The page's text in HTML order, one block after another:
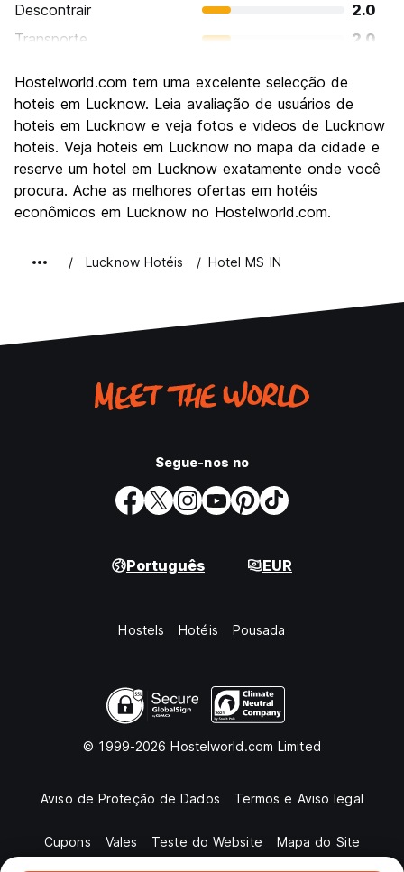
Descontrair
2.0
Transporte
2.0
Cultura
Festas / vida noturna
2.0
Custo-beneficio
2.0
Hostelworld.com tem uma excelente selecção de
hoteis em Lucknow. Leia avaliação de usuários de
hoteis em Lucknow e veja fotos e videos de Lucknow
hoteis. Veja hoteis em Lucknow no mapa da cidade e
reserve um hotel em Lucknow exatamente onde você
procura. Ache as melhores ofertas em hotéis
econômicos em Lucknow no Hostelworld.com.
Lucknow Hotéis Hotel MS IN
Segue-nos no
Português EUR
Hostels Hotéis Pousada
© 1999-2026 Hostelworld.com Limited
Aviso de Proteção de Dados Termos e Aviso legal
Cupons Vales Teste do Website Mapa do Site